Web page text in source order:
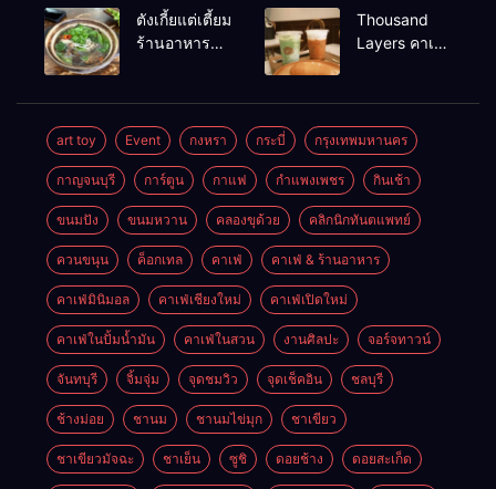
แบงค์คอก
อร่อยร้านดัง
หาดใหญ่
ตังเกี้ยแต่เตี้ยม
ร้านอาหาร
Thousand
Layers คาเฟ่
art toy Event กงหรา กระบี่ กรุงเทพมหานคร
กาญจนบุรี การ์ตูน กาแฟ กำแพงเพชร กินเช้า
ขนมปัง ขนมหวาน คลองขุด้วย คลิกนิกทันตแพทย์
ควนขนุน ค็อกเทล คาเฟ่ คาเฟ่ & ร้านอาหาร
คาเฟ่มินิมอล คาเฟ่เชียงใหม่ คาเฟ่เปิดใหม่
คาเฟ่ในปั้มน้ำมัน คาเฟ่ในสวน งานศิลปะ จอร์จทาวน์
จันทบุรี จิ้มจุ่ม จุดชมวิว จุดเช็คอิน ชลบุรี
ช้างม่อย ชานม ชานมไข่มุก ชาเขียว
ชาเขียวมัจฉะ ชาเย็น ซูชิ ดอยช้าง ดอยสะเก็ด